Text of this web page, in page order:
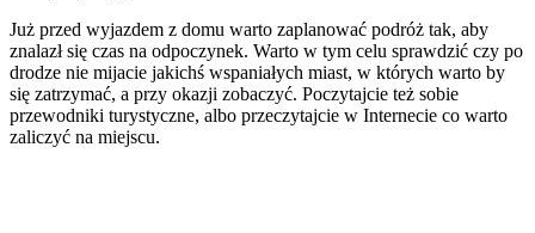
Już przed wyjazdem z domu warto zaplanować podróż tak, aby
znalazł się czas na odpoczynek. Warto w tym celu sprawdzić czy po
drodze nie mijacie jakichś wspaniałych miast, w których warto by
się zatrzymać, a przy okazji zobaczyć. Poczytajcie też sobie
przewodniki turystyczne, albo przeczytajcie w Internecie co warto
zaliczyć na miejscu.